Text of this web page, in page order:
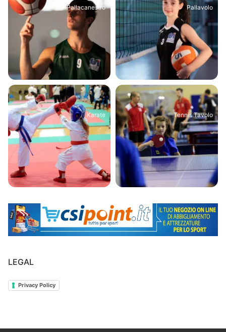
Pallacanestro Pallavolo
Karate Tennis Tavolo
LEGAL
Privacy Policy